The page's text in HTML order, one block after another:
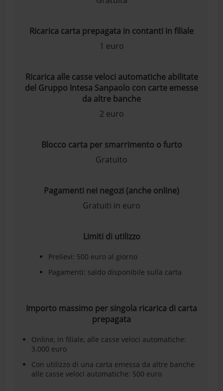
Ricarica carta prepagata in contanti in filiale
1 euro
Ricarica alle casse veloci automatiche abilitate
del Gruppo Intesa Sanpaolo con carte emesse
da altre banche
2 euro
Blocco carta per smarrimento o furto
Gratuito
Pagamenti nei negozi (anche online)
Gratuiti in euro
Limiti di utilizzo
Prelievi: 500 euro al giorno
Pagamenti: saldo disponibile sulla carta
Importo massimo per singola ricarica di carta
prepagata
Online, in filiale, alle casse veloci automatiche:
3.000 euro
Con utilizzo di una carta emessa da altre banche
alle casse veloci automatiche: 500 euro